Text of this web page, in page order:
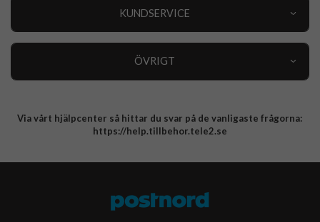
KUNDSERVICE
ÖVRIGT
Integritetspolicy
Via vårt hjälpcenter så hittar du svar på de vanligaste frågorna:
https://help.tillbehor.tele2.se